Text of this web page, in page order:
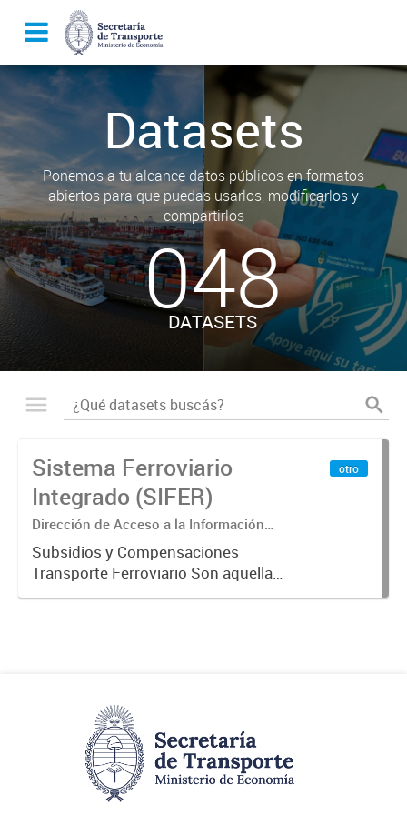
Datasets
Ponemos a tu alcance datos públicos en formatos
abiertos para que puedas usarlos, modificarlos y
compartirlos
048
DATASETS
Sistema Ferroviario
Integrado (SIFER)
Dirección de Acceso a la Información
Pública y Transparencia
Subsidios y Compensaciones
Transporte Ferroviario Son aquellas
transferencias realizadas por la
otro